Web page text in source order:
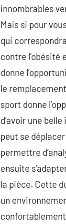
innombrables
Mais si pour
qui
contre l’obésité
donne
le
sport donne
d’avoir une
peut se
permettre
ensuite
la pièce. Cette
un